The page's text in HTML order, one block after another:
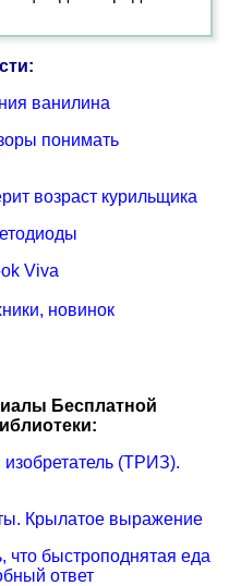
ванилина
понимать
возраст курильщика
Viva
новинок
Бесплатной
изобретатель (ТРИЗ).
Крылатое выражение
что быстроподнятая еда
ответ